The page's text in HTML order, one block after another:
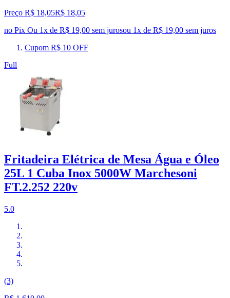
Preço R$ 18,05R$ 18,05
no Pix Ou 1x de R$ 19,00 sem jurosou 1x de R$ 19,00 sem juros
Cupom R$ 10 OFF
Full
Fritadeira Elétrica de Mesa Água e Óleo
25L 1 Cuba Inox 5000W Marchesoni
FT.2.252 220v
5.0
(3)